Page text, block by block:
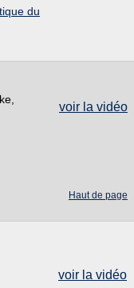
du
voir la vidéo
Haut de page
voir la vidéo